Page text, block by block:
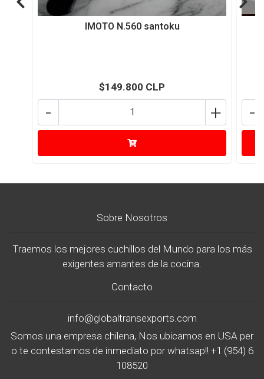
IMOTO N.560 santoku
$149.800 CLP
+
- -
Sobre Nosotros
Traemos los mejores cuchillos del Mundo para los más
exigentes amantes de la cocina.
Contacto
info@globaltransexports.com
Somos una empresa chilena, Nos ubicamos en USA per
o te contestamos de inmediato por whatsap!! +1 (954) 6
108520